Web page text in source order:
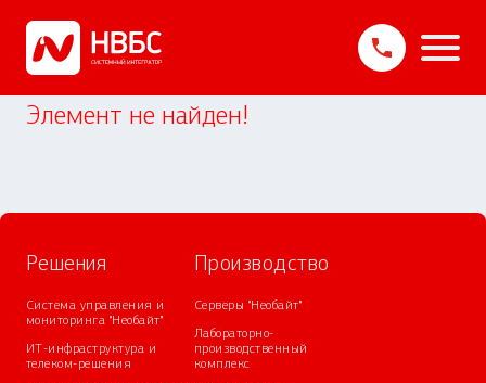
Элемент не найден!
Решения
Система управления и
мониторинга "Необайт"
ИТ-инфраструктура и
телеком-решения
Производство
Серверы "Необайт"
Лабораторно-
производственный
комплекс